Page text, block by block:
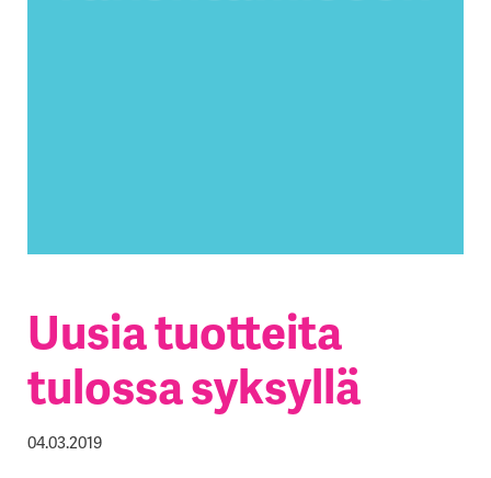
Uusia tuotteita
tulossa syksyllä
04.03.2019